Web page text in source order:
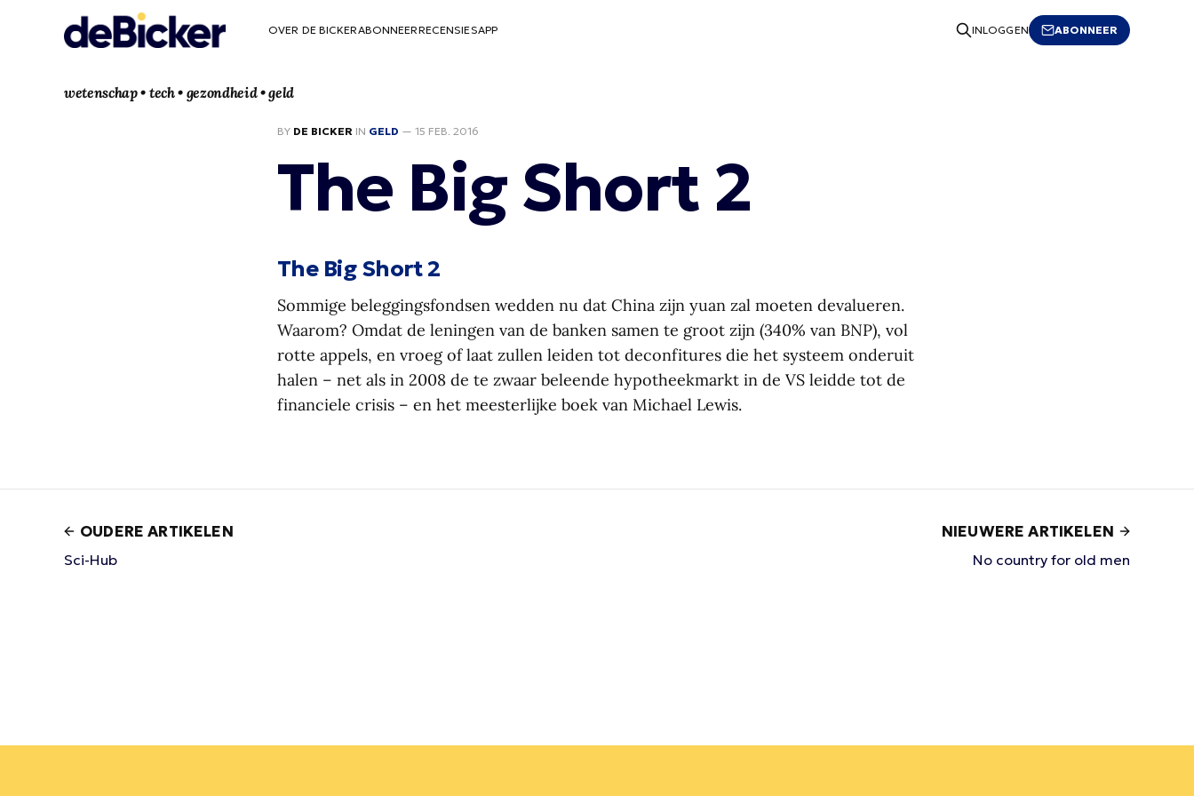
OVER DE BICKERABONNEERRECENSIESAPP INLOGGEN ABONNEER
wetenschap • tech • gezondheid • geld
BY DE BICKER IN GELD — 15 FEB. 2016
The Big Short 2
The Big Short 2
Sommige beleggingsfondsen wedden nu dat China zijn yuan zal moeten devalueren.
Waarom? Omdat de leningen van de banken samen te groot zijn (340% van BNP), vol
rotte appels, en vroeg of laat zullen leiden tot deconfitures die het systeem onderuit
halen – net als in 2008 de te zwaar beleende hypotheekmarkt in de VS leidde tot de
financiele crisis – en het meesterlijke boek van Michael Lewis.
OUDERE ARTIKELEN
Sci-Hub
NIEUWERE ARTIKELEN
No country for old men